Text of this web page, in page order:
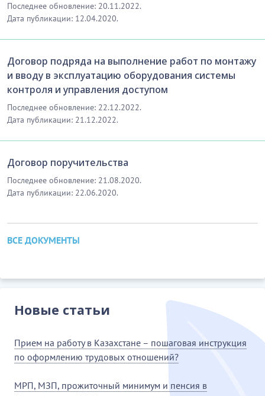
Последнее обновление: 20.11.2022.
Дата публикации: 12.04.2020.
Договор подряда на выполнение работ по монтажу
и вводу в эксплуатацию оборудования системы
контроля и управления доступом
Последнее обновление: 22.12.2022.
Дата публикации: 21.12.2022.
Договор поручительства
Последнее обновление: 21.08.2020.
Дата публикации: 22.06.2020.
ВСЕ ДОКУМЕНТЫ
Новые статьи
Прием на работу в Казахстане – пошаговая инструкция
по оформлению трудовых отношений?
МРП, МЗП, прожиточный минимум и пенсия в